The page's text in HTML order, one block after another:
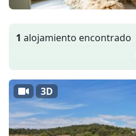
1 alojamiento encontrado
3D